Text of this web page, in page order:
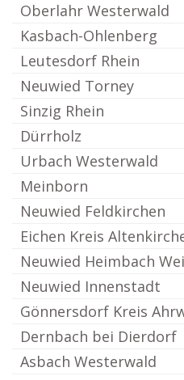
Oberlahr Westerwald
Kasbach-Ohlenberg
Leutesdorf Rhein
Neuwied Torney
Sinzig Rhein
Dürrholz
Urbach Westerwald
Meinborn
Neuwied Feldkirchen
Eichen Kreis
Neuwied Heimbach
Neuwied Innenstadt
Gönnersdorf Kreis
Dernbach bei Dierdorf
Asbach Westerwald